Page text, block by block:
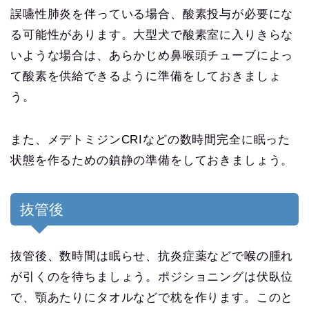
誤嚥性肺炎を伴っている場合、酸素投与が必要にな
る可能性があります。大型犬で酸素室に入りきらな
いような場合は、あらかじめ鼻喉頭チューブによっ
て酸素を供給できるように準備をしておきましょ
う。
また、メデトミジンCRIなどの数時間完全に眠った
状態を作るための鎮静の準備をしておきましょう。
抜管後
抜管後、数時間は眠らせ、抗炎症薬などで喉の腫れ
が引くのを待ちましょう。ポジショニングは伏臥位
で、顎あたりにタオルなどで枕を作ります。このと